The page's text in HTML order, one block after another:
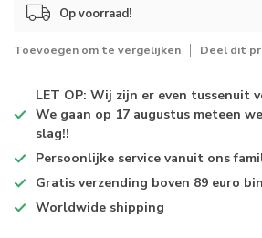
Op voorraad!
Toevoegen om te vergelijken Deel dit
LET OP: Wij zijn er even tussenuit
We gaan op 17 augustus meteen
slag!!
Persoonlijke service vanuit ons
Gratis verzending boven 89 euro
Worldwide shipping